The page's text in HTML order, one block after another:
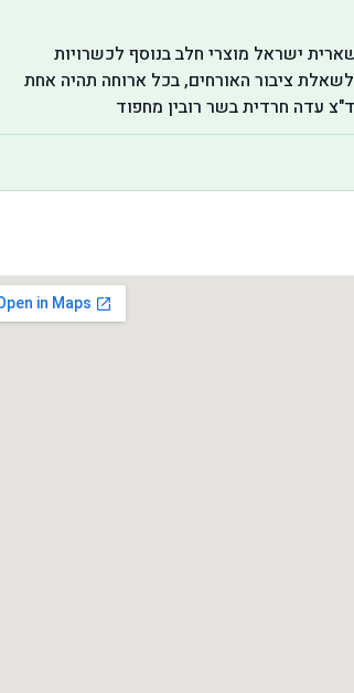
המוצרים הכללים בד"צ עדה החרדית רובין לנדאו קהילות שארית ישראל מוצרי חלב בנוסף לכשרויות
המוצרים הכללים משתמשים גם בועדת המהדרין "תנובה". לשאלת ציבור האורחים, בכל ארוחה תהיה אחת